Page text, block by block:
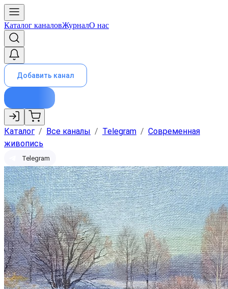
Каталог каналовЖурналО нас
Добавить канал
Каталог / Все каналы / Telegram / Современная
живопись
Telegram